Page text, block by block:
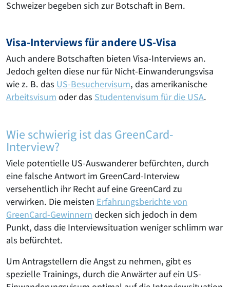
Schweizer begeben sich zur Botschaft in Bern.
Visa-Interviews für andere US-Visa
Auch andere Botschaften bieten Visa-Interviews an.
Jedoch gelten diese nur für Nicht-Einwanderungsvisa
wie z. B. das US-Besuchervisum, das amerikanische
Arbeitsvisum oder das Studentenvisum für die USA.
Wie schwierig ist das GreenCard-
Interview?
Viele potentielle US-Auswanderer befürchten, durch
eine falsche Antwort im GreenCard-Interview
versehentlich ihr Recht auf eine GreenCard zu
verwirken. Die meisten Erfahrungsberichte von
GreenCard-Gewinnern decken sich jedoch in dem
Punkt, dass die Interviewsituation weniger schlimm war
als befürchtet.
Um Antragstellern die Angst zu nehmen, gibt es
spezielle Trainings, durch die Anwärter auf ein US-